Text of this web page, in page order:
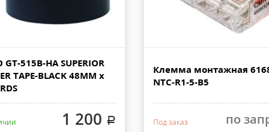
доставки от 1500
из офиса или со склада
весом не более 30 кг и
Доставка - другие ТК
При наличии товара на
дней с момента 100%
быть приложена
GT-515B-HA SUPERIOR
TAPE-BLACK 48MM x
1 200 .
Клемма монтажная
NTC-R1-5-B5
Под заказ по